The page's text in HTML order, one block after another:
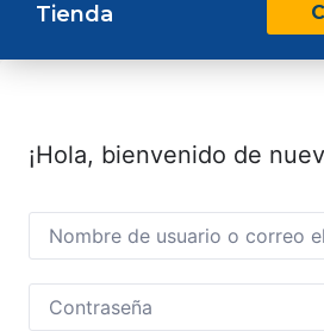
Tienda
¡Hola, bienvenido de